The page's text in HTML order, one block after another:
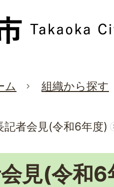
ム 組織から探す
記者会見(令和6年度)
見(令和6